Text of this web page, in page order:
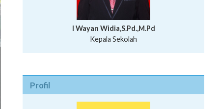
I Wayan Widia,S.Pd.,M.Pd
Kepala Sekolah
Profil